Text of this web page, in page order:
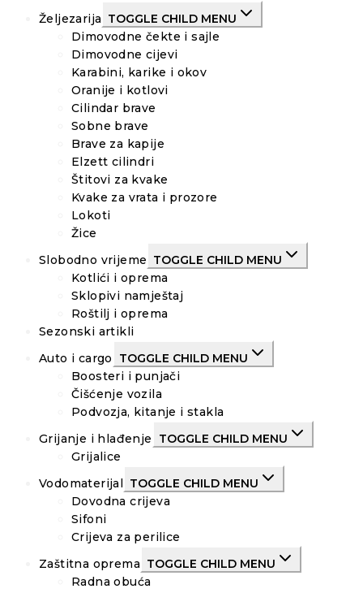
Željezarija TOGGLE CHILD MENU
Dimovodne čekte i sajle
Dimovodne cijevi
Karabini, karike i okov
Oranije i kotlovi
Cilindar brave
Sobne brave
Brave za kapije
Elzett cilindri
Štitovi za kvake
Kvake za vrata i prozore
Lokoti
Žice
Slobodno vrijeme TOGGLE CHILD MENU
Kotlići i oprema
Sklopivi namještaj
Roštilj i oprema
Sezonski artikli
Auto i cargo
TOGGLE CHILD MENU
Boosteri i punjači
Čišćenje vozila
Podvozja, kitanje i stakla
Grijanje i hlađenje
TOGGLE CHILD MENU
Grijalice
Vodomaterijal TOGGLE CHILD MENU
Dovodna crijeva
Sifoni
Crijeva za perilice
Zaštitna oprema TOGGLE CHILD MENU
Radna obuća